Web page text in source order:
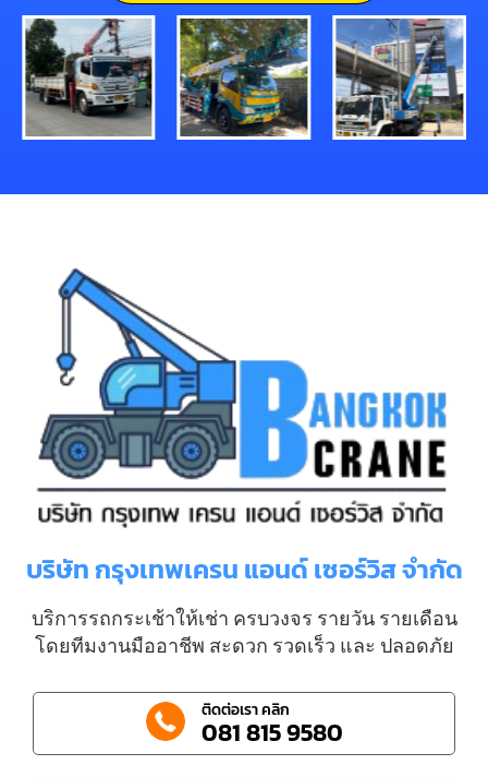
บริษัท กรุงเทพเครน แอนด์ เซอร์วิส จำกัด
บริการรถกระเช้าให้เช่า ครบวงจร รายวัน รายเดือน
โดยทีมงานมืออาชีพ สะดวก รวดเร็ว และ ปลอดภัย
ติดต่อเรา คลิก
081 815 9580